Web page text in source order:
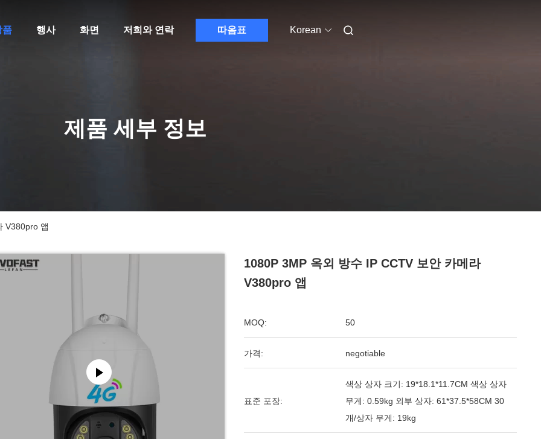
품 행사 화면 저희와 연락 따옴표 Korean
제품 세부 정보
V380pro 앱
1080P 3MP 옥외 방수 IP CCTV 보안 카메라
V380pro 앱
MOQ: 50
가격: negotiable
표준 포장:
색상 상자 크기: 19*18.1*11.7CM 색상 상자
무게: 0.59kg 외부 상자: 61*37.5*58CM 30
개/상자 무게: 19kg